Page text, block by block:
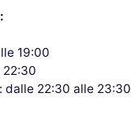
19:00
22:30
dalle 22:30 alle 23:30